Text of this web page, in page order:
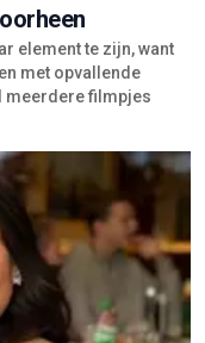
element te zijn, want
met opvallende
meerdere filmpjes